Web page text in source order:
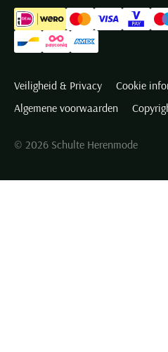
Veiligheid & Privacy Cookie
Algemene voorwaarden
© 2026 Schulte Herenmode